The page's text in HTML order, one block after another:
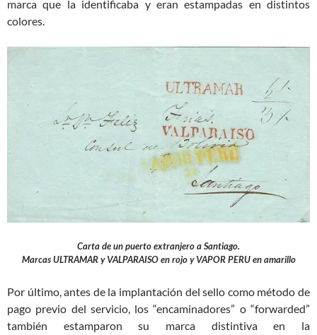
marca que la identificaba y eran estampadas en distintos
colores.
Carta de un puerto extranjero a Santiago.
Marcas ULTRAMAR y VALPARAISO en rojo y VAPOR PERU en amarillo
Por último, antes de la implantación del sello como método de
pago previo del servicio, los “encaminadores” o “forwarded”
también estamparon su marca distintiva en la